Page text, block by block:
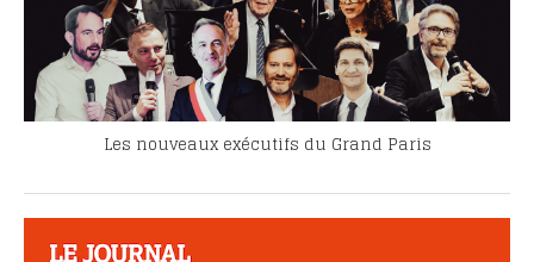
Les nouveaux exécutifs du Grand Paris